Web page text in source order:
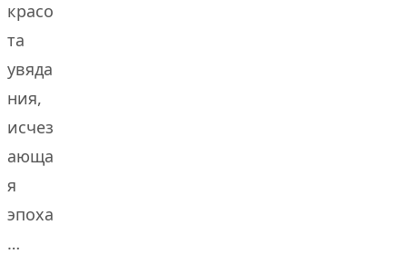
красо
та
увяда
ния,
исчез
ающа
я
эпоха
…